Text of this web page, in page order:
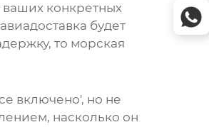
конкретных
будет
то морская
включено', но не
насколько он